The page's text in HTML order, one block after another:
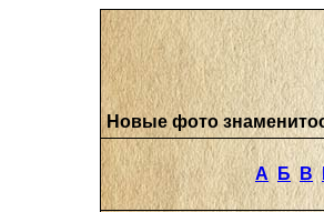
Новые фото
А Б В